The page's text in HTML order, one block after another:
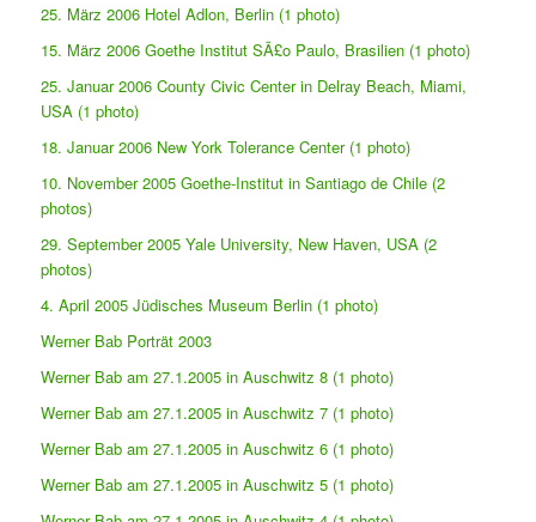
25. März 2006 Hotel Adlon, Berlin (1 photo)
15. März 2006 Goethe Institut SÃ£o Paulo, Brasilien (1 photo)
25. Januar 2006 County Civic Center in Delray Beach, Miami,
USA (1 photo)
18. Januar 2006 New York Tolerance Center (1 photo)
10. November 2005 Goethe-Institut in Santiago de Chile (2
photos)
29. September 2005 Yale University, New Haven, USA (2
photos)
4. April 2005 Jüdisches Museum Berlin (1 photo)
Werner Bab Porträt 2003
Werner Bab am 27.1.2005 in Auschwitz 8 (1 photo)
Werner Bab am 27.1.2005 in Auschwitz 7 (1 photo)
Werner Bab am 27.1.2005 in Auschwitz 6 (1 photo)
Werner Bab am 27.1.2005 in Auschwitz 5 (1 photo)